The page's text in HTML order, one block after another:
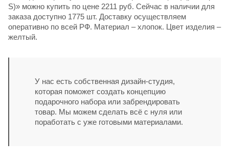
S)» можно купить по цене 2211 руб. Сейчас в наличии для
заказа доступно 1775 шт. Доставку осуществляем
оперативно по всей РФ. Материал – хлопок. Цвет изделия –
желтый.
У нас есть собственная дизайн-студия,
которая поможет создать концепцию
подарочного набора или забрендировать
товар. Мы можем сделать всё с нуля или
поработать с уже готовыми материалами.